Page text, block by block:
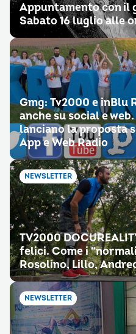
Appuntamento con il
Sabato 16 luglio alle
Gmg: Tv2000 e inBlu
anche su social e
lanciano la proposta
App e Web Radio
NEWSLETTER
TV2000
felici. Come i
Rosolino, Lillo,
NEWSLETTER